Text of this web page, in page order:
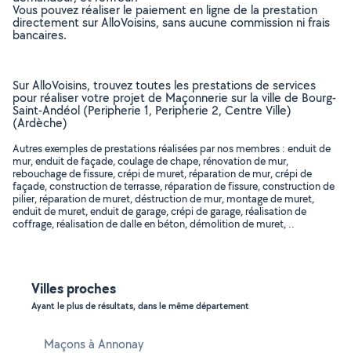
Vous pouvez réaliser le paiement en ligne de la prestation
directement sur AlloVoisins, sans aucune commission ni frais
bancaires.
Sur AlloVoisins, trouvez toutes les prestations de services
pour réaliser votre projet de Maçonnerie sur la ville de Bourg-
Saint-Andéol (Peripherie 1, Peripherie 2, Centre Ville)
(Ardèche)
Autres exemples de prestations réalisées par nos membres : enduit de
mur, enduit de façade, coulage de chape, rénovation de mur,
rebouchage de fissure, crépi de muret, réparation de mur, crépi de
façade, construction de terrasse, réparation de fissure, construction de
pilier, réparation de muret, déstruction de mur, montage de muret,
enduit de muret, enduit de garage, crépi de garage, réalisation de
coffrage, réalisation de dalle en béton, démolition de muret, ..
Villes proches
Ayant le plus de résultats, dans le même département
Maçons à Annonay